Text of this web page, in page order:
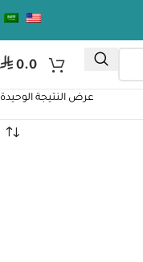
⃁ 0.0
عرض النتيجة الوحيدة